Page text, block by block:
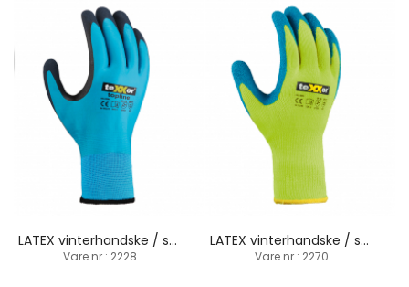
LATEX vinterhandske / sandbelægning / strikbund
Vare nr.: 2228
LATEX vinterhandske / strikbund
Vare nr.: 2270